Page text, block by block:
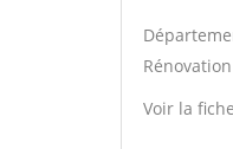
Voir la